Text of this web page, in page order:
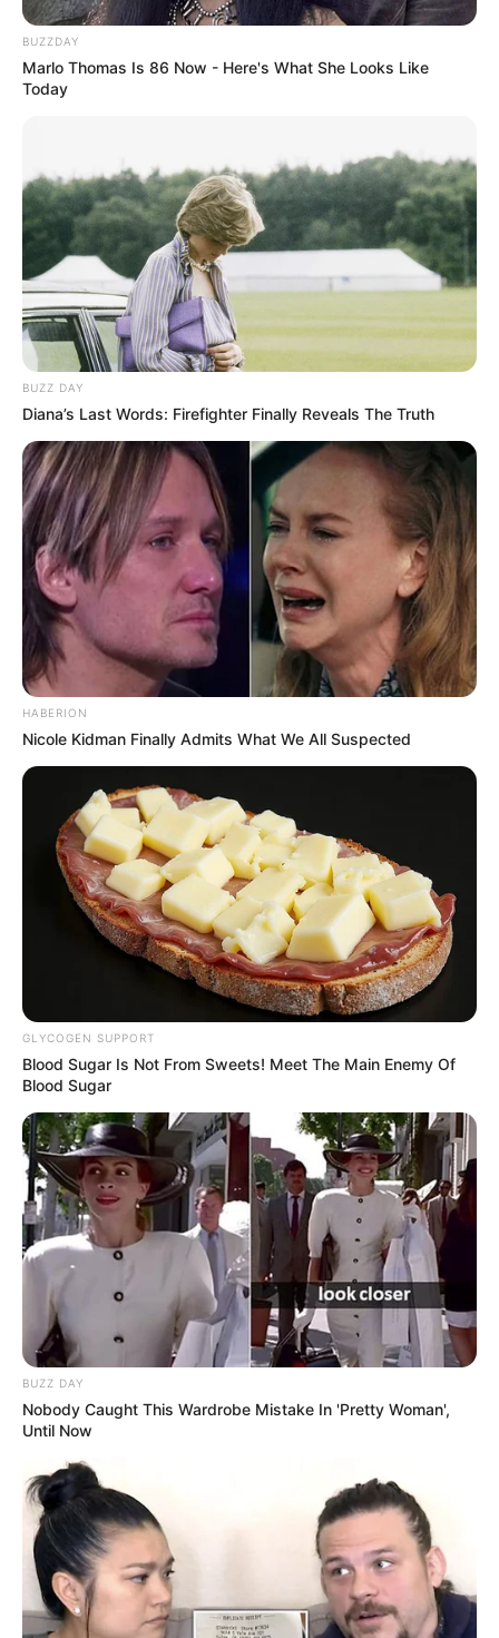
Anti Mainstream, 10 Cara
Membawa Barang Belanjaan
Versi Warga Thailand
Langka Banget! 10 Pose Lucu
Katak yang Bikin Ketawa
Gemes
Ambyar! 10 Kalimat Baper
Pakai Bahasa Jawa Ini Bikin
Galau Abis
Fail! 10 Potret Makanan Gagal
Dimasak yang Bikin Kamu
Nggak Selera
10 Pose Manekin Anti
Mainstream yang Konyol
Banget
8 Kata Lucu Seputar Malam
Minggu ala Jomblo yang Bikin
Ngenes
BUZZDAY
Marlo Thomas Is 86 Now - Here's What She Looks Like
Today
BUZZ DAY
Diana’s Last Words: Firefighter Finally Reveals The Truth
HABERION
Nicole Kidman Finally Admits What We All Suspected
GLYCOGEN SUPPORT
Blood Sugar Is Not From Sweets! Meet The Main Enemy Of
Blood Sugar
BUZZ DAY
Nobody Caught This Wardrobe Mistake In 'Pretty Woman',
Until Now